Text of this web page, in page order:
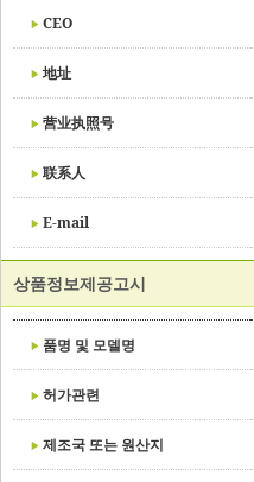
CEO
地址
营业执照号
联系人
E-mail
상품정보제공고시
품명 및 모델명
허가관련
제조국 또는 원산지